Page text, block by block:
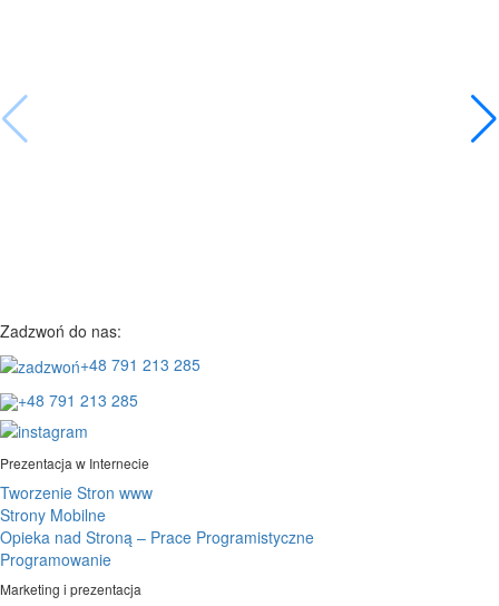
Zadzwoń do nas:
+48 791 213 285
+48 791 213 285
Prezentacja w Internecie
Tworzenie Stron www
Strony Mobilne
Opieka nad Stroną – Prace Programistyczne
Programowanie
Marketing i prezentacja